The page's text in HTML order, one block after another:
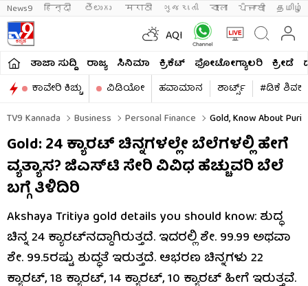
News9 हिन्दी తెలుగు मराठी ગુજરાતી বাংলা ਪੰਜਾਬੀ தமிழ்
AQI
ತಾಜಾ ಸುದ್ದಿ ರಾಜ್ಯ ಸಿನಿಮಾ ಕ್ರಿಕೆಟ್​ ಫೋಟೋಗ್ಯಾಲರಿ ಕ್ರೀಡೆ
ಕಾವೇರಿ ಕಿಚ್ಚು
ವಿಡಿಯೋ ಹವಾಮಾನ ಶಾರ್ಟ್ಸ್​
#ಡಿಕೆ
TV9 Kannada
Business Personal Finance Gold, Know About
Gold: 24 ಕ್ಯಾರಟ್ ಚಿನ್ನಗಳಲ್ಲೇ ಬೆಲೆಗಳಲ್ಲಿ ಹೇಗೆ
ವ್ಯತ್ಯಾಸ? ಜಿಎಸ್​​ಟಿ ಸೇರಿ ವಿವಿಧ ಹೆಚ್ಚುವರಿ ಬೆಲೆ
ಬಗ್ಗೆ ತಿಳಿದಿರಿ
Akshaya Tritiya gold details you should know: ಶುದ್ಧ
ಚಿನ್ನ 24 ಕ್ಯಾರಟ್​​ನದ್ದಾಗಿರುತ್ತದೆ. ಇದರಲ್ಲಿ ಶೇ. 99.99 ಅಥವಾ
ಶೇ. 99.5ರಷ್ಟು ಶುದ್ಧತೆ ಇರುತ್ತದೆ. ಆಭರಣ ಚಿನ್ನಗಳು 22
ಕ್ಯಾರಟ್, 18 ಕ್ಯಾರಟ್, 14 ಕ್ಯಾರಟ್, 10 ಕ್ಯಾರಟ್ ಹೀಗೆ ಇರುತ್ತವೆ.